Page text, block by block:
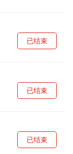
已结束
已结束
已结束